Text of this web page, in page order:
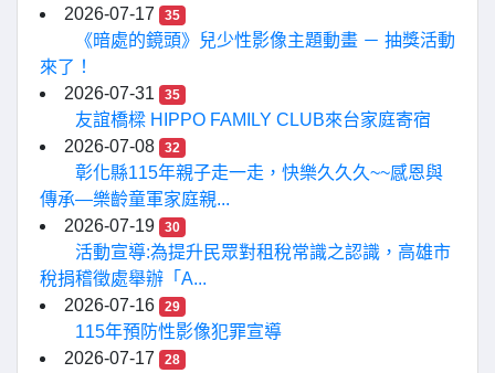
2026-07-17
35
《暗處的鏡頭》兒少性影像主題動畫 － 抽獎活動
來了！
2026-07-31
35
友誼橋樑 HIPPO FAMILY CLUB來台家庭寄宿
2026-07-08
32
彰化縣115年親子走一走，快樂久久久~~感恩與
傳承—樂齡童軍家庭親...
2026-07-19
30
活動宣導:為提升民眾對租稅常識之認識，高雄市
稅捐稽徵處舉辦「A...
2026-07-16
29
115年預防性影像犯罪宣導
2026-07-17
28